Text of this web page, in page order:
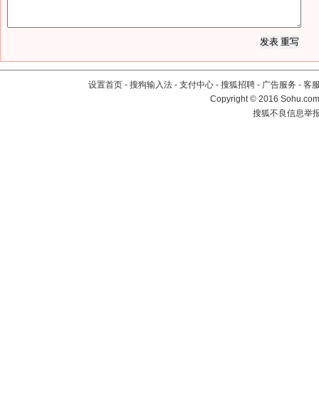
设置首页 - 搜狗输入法 - 支付中心 - 搜狐招聘 - 广告服务 - 客
Copyright©2016
搜狐不良信息举